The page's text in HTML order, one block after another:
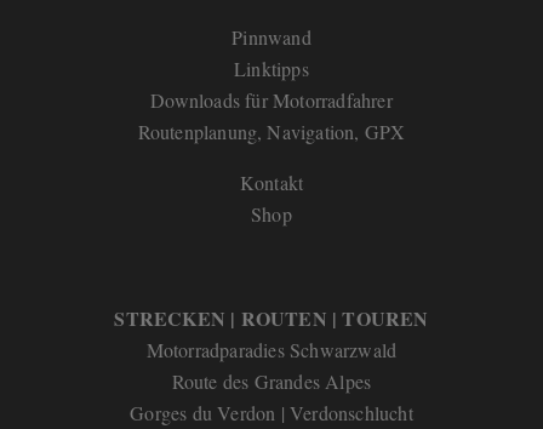
Pinnwand
Linktipps
Downloads für Motorradfahrer
Routenplanung, Navigation, GPX
Kontakt
Shop
STRECKEN | ROUTEN | TOUREN
Motorradparadies Schwarzwald
Route des Grandes Alpes
Gorges du Verdon | Verdonschlucht